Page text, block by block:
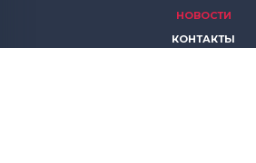
НОВОСТИ
КОНТАКТЫ